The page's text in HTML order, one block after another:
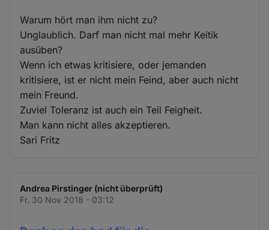
Warum hört man ihm nicht zu?
Unglaublich. Darf man nicht mal mehr Keitik
ausüben?
Wenn ich etwas kritisiere, oder jemanden
kritisiere, ist er nicht mein Feind, aber auch nicht
mein Freund.
Zuviel Toleranz ist auch ein Teil Feigheit.
Man kann nicht alles akzeptieren.
Sari Fritz
Andrea Pirstinger (nicht überprüft)
Fr. 30 Nov 2018 - 03:12